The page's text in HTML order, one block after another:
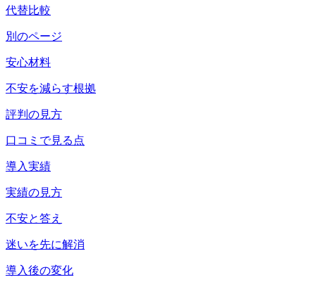
代替比較
別のページ
安心材料
不安を減らす根拠
評判の見方
口コミで見る点
導入実績
実績の見方
不安と答え
迷いを先に解消
導入後の変化